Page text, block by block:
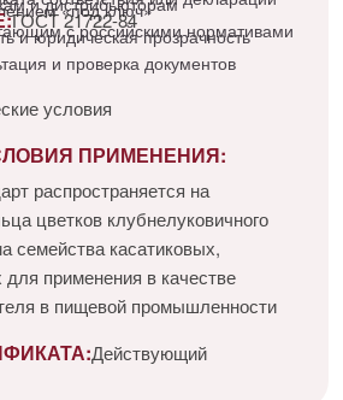
с российскими нормативами
«под ключ»
и юридическая прозрачность
и проверка документов
ГОСТ 21722-84
условия
ПРИМЕНЕНИЯ:
распространяется на
цветков клубнелуковичного
семейства касатиковых,
применения в качестве
в пищевой промышленности
Действующий